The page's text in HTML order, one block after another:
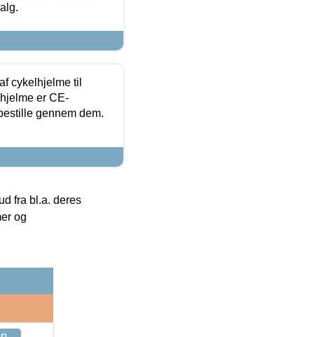
cykelhjelme til
er CE-
gennem dem.
fra bl.a. deres
og